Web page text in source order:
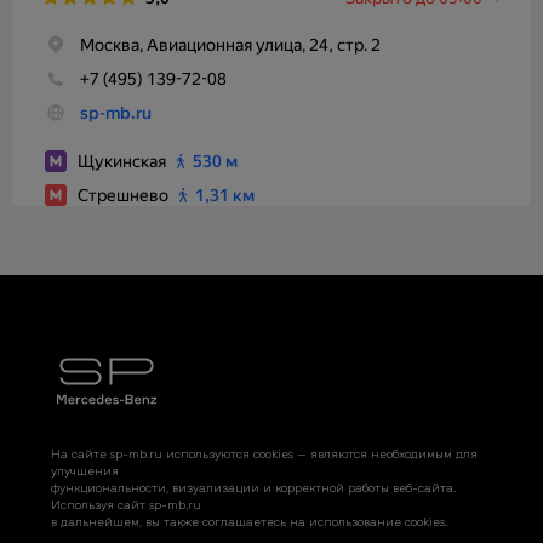
На сайте sp-mb.ru используются cookies — являются необходимым для
улучшения
функциональности, визуализации и корректной работы веб-сайта.
Используя сайт sp-mb.ru
в дальнейшем, вы также соглашаетесь на использование cookies.